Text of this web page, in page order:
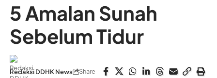
5 Amalan Sunah
Sebelum Tidur
Redaksi DDHK News
Share